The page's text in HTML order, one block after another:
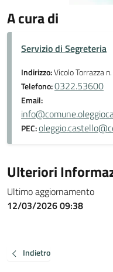
A cura di
Servizio di Segreteria
Indirizzo:Vicolo Torrazza
Telefono:0322.53600
Email:
PEC:
Ulteriori
Ultimo aggiornamento
12/03/2026 09:38
Indietro